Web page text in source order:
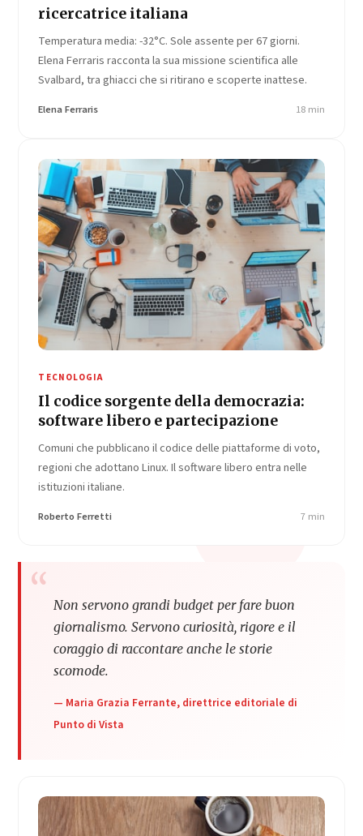
ricercatrice italiana
Temperatura media: -32°C. Sole assente per 67 giorni.
Elena Ferraris racconta la sua missione scientifica alle
Svalbard, tra ghiacci che si ritirano e scoperte inattese.
Elena Ferraris 18 min
TECNOLOGIA
Il codice sorgente della democrazia:
software libero e partecipazione
Comuni che pubblicano il codice delle piattaforme di voto,
regioni che adottano Linux. Il software libero entra nelle
istituzioni italiane.
Roberto Ferretti 7 min
“ Non servono grandi budget per fare buon
giornalismo. Servono curiosità, rigore e il
coraggio di raccontare anche le storie
scomode.
— Maria Grazia Ferrante, direttrice editoriale di
Punto di Vista